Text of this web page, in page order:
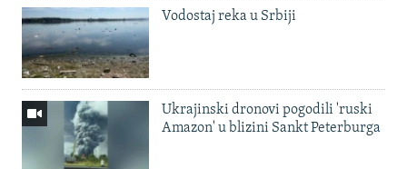
Vodostaj reka u Srbiji
Ukrajinski dronovi pogodili 'ruski
Amazon' u blizini Sankt Peterburga